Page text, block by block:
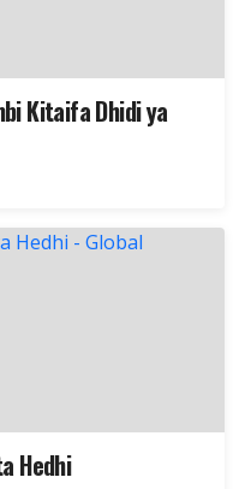
Kitaifa Dhidi ya
Hedhi